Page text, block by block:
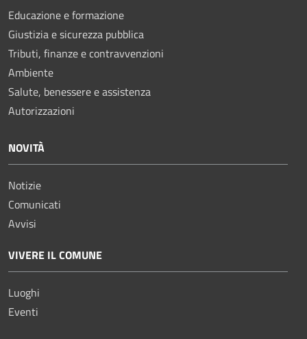
Educazione e formazione
Giustizia e sicurezza pubblica
Tributi, finanze e contravvenzioni
Ambiente
Salute, benessere e assistenza
Autorizzazioni
NOVITÀ
Notizie
Comunicati
Avvisi
VIVERE IL COMUNE
Luoghi
Eventi